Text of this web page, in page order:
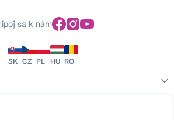
sa k nám
SK CZ PL HU RO